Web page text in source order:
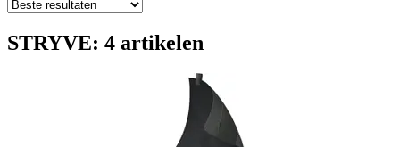
STRYVE: 4 artikelen